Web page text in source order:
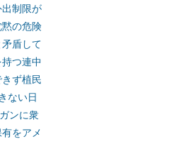
制限が
の危険
盾して
つ連中
ず植民
ない日
ンに衆
をアメ